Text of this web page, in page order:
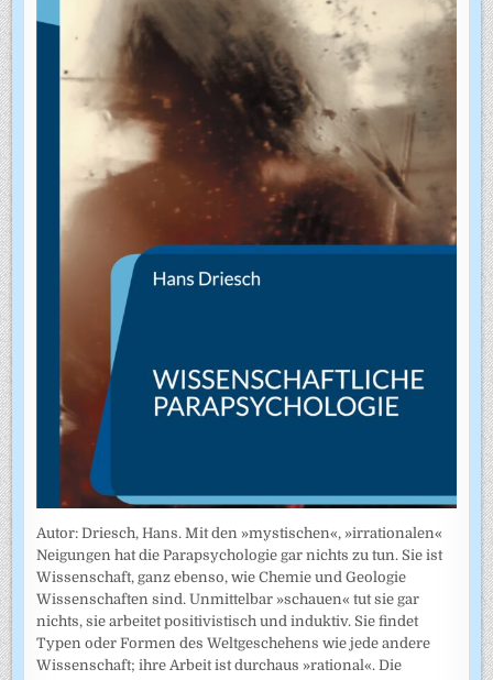
Autor: Driesch, Hans. Mit den »mystischen«, »irrationalen«
Neigungen hat die Parapsychologie gar nichts zu tun. Sie ist
Wissenschaft, ganz ebenso, wie Chemie und Geologie
Wissenschaften sind. Unmittelbar »schauen« tut sie gar
nichts, sie arbeitet positivistisch und induktiv. Sie findet
Typen oder Formen des Weltgeschehens wie jede andere
Wissenschaft; ihre Arbeit ist durchaus »rational«. Die